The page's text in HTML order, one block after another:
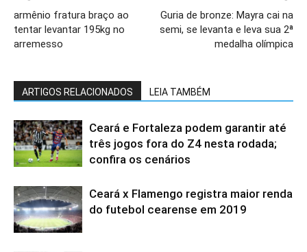
armênio fratura braço ao
tentar levantar 195kg no
arremesso
Guria de bronze: Mayra cai na
semi, se levanta e leva sua 2ª
medalha olímpica
ARTIGOS RELACIONADOS LEIA TAMBÉM
Ceará e Fortaleza podem garantir até
três jogos fora do Z4 nesta rodada;
confira os cenários
Ceará x Flamengo registra maior renda
do futebol cearense em 2019